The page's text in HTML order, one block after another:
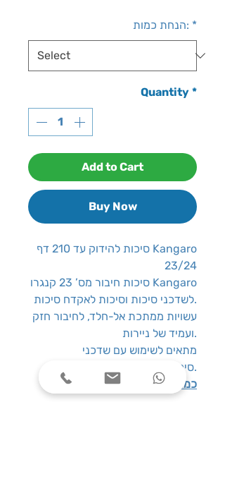
הנחת כמות: *
Quantity *
Add to Cart
Buy Now
סיכות להידוק עד 210 דף Kangaro
23/24
סיכות חיבור מס’ 23 קנגרו Kangaro
לשדכני סיכות וסיכות לאקדח סיכות.
עשויות ממתכת אל-חלד, לחיבור חזק
ועמיד של ניירות.
מתאים לשימוש עם שדכני
סיכות תואמים.
כמות במארז:
1000 סיכות